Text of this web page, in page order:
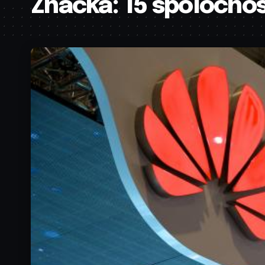
Značka: 15